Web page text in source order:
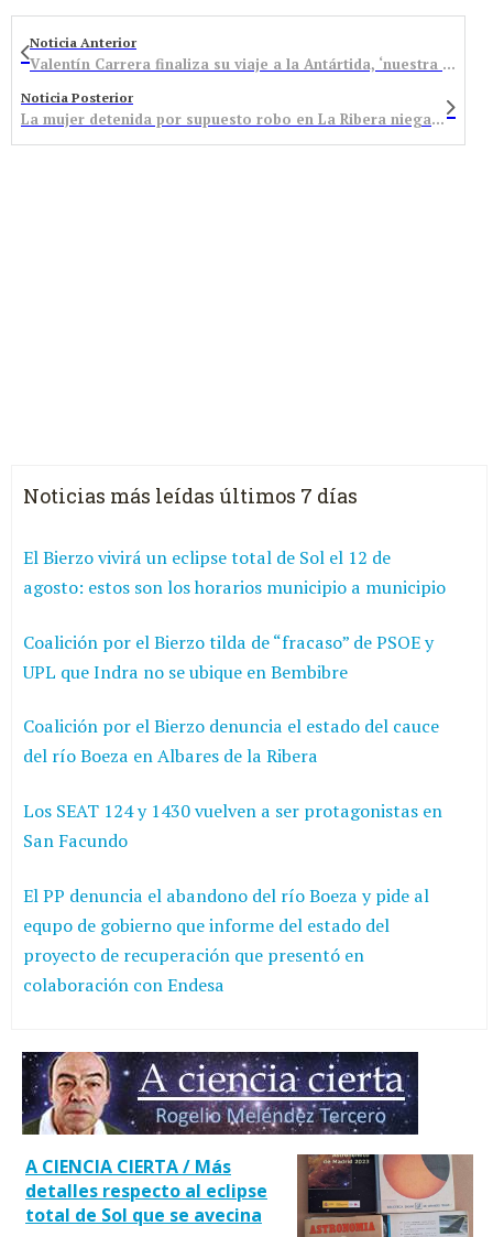
Noticia Anterior
Valentín Carrera finaliza su viaje a la Antártida, ‘nuestra casa’, con un mensaje de gratitud
Noticia Posterior
La mujer detenida por supuesto robo en La Ribera niega los hechos y asegura que sólo fue a pedir la devolución de objetos personales
Noticias más leídas últimos 7 días
El Bierzo vivirá un eclipse total de Sol el 12 de
agosto: estos son los horarios municipio a municipio
Coalición por el Bierzo tilda de “fracaso” de PSOE y
UPL que Indra no se ubique en Bembibre
Coalición por el Bierzo denuncia el estado del cauce
del río Boeza en Albares de la Ribera
Los SEAT 124 y 1430 vuelven a ser protagonistas en
San Facundo
El PP denuncia el abandono del río Boeza y pide al
equpo de gobierno que informe del estado del
proyecto de recuperación que presentó en
colaboración con Endesa
A CIENCIA CIERTA / Más
detalles respecto al eclipse
total de Sol que se avecina